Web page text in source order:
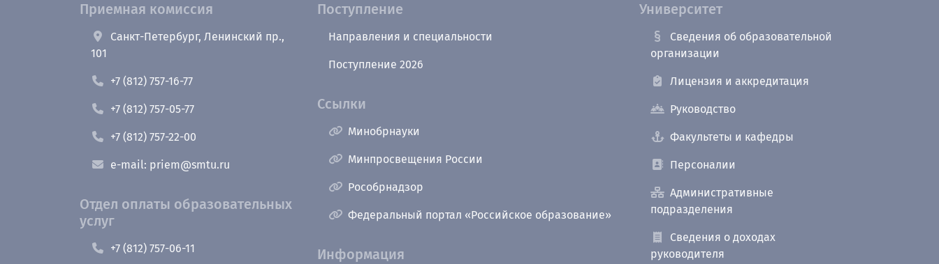
Приемная комиссия
Санкт-Петербург, Ленинский пр.,
101
+7 (812) 757-16-77
+7 (812) 757-05-77
+7 (812) 757-22-00
e-mail: priem@smtu.ru
Отдел оплаты образовательных
услуг
+7 (812) 757-06-11
Поступление
Направления и специальности
Поступление 2026
Ссылки
Минобрнауки
Минпросвещения России
Рособрнадзор
Федеральный портал «Российское образование»
Информация
Университет
Сведения об образовательной
организации
Лицензия и аккредитация
Руководство
Факультеты и кафедры
Персоналии
Административные
подразделения
Сведения о доходах
руководителя